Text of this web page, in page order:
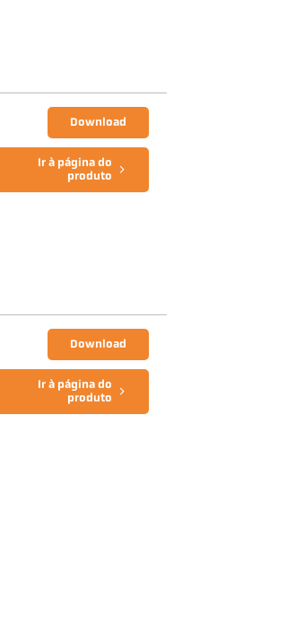
Download
Ir à página do
produto
Download
Ir à página do
produto